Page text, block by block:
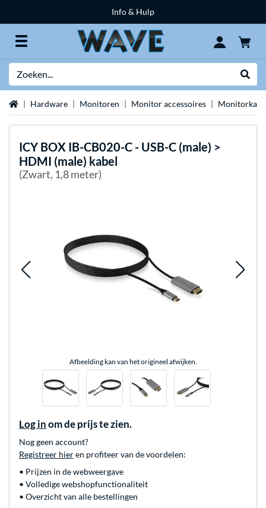
Info & Hulp
Home Hardware Monitoren Monitor accessoires
ICY BOX IB-CB020-C - USB-C (male) >
HDMI (male) kabel
(Zwart, 1,8 meter)
Afbeelding kan van het origineel afwijken.
Log in om de prijs te zien.
Nog geen account?
Registreer hieren profiteer van de voordelen:
• Prijzen in de webweergave
• Volledige webshopfunctionaliteit
• Overzicht van alle bestellingen